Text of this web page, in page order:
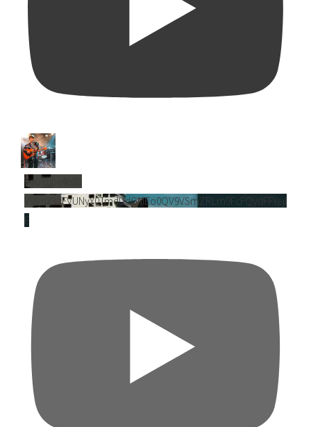
YouTube動画
VVVnY3dFVUNyY01mdDdGMEo0QV9VSmZRLm9FcFQydFFYejl
F